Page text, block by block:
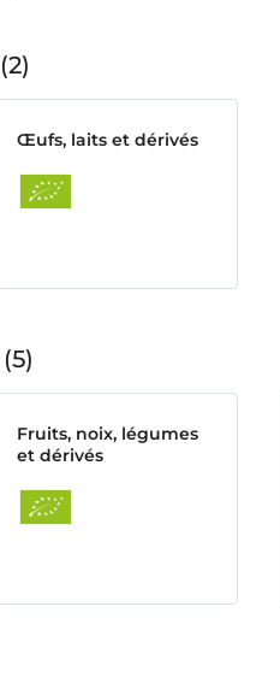
2
Œufs, laits et dérivés
5
Fruits, noix, légumes
et dérivés